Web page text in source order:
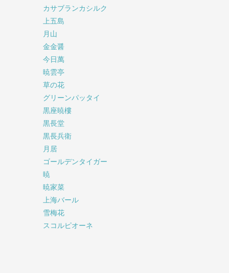
カサブランカシルク
上五島
月山
金金醤
今日萬
暁雲亭
草の花
グリーンパッタイ
黒座暁樓
黒長堂
黒長兵衛
月居
ゴールデンタイガー
暁
暁家菜
上海バール
雪梅花
スコルピオーネ